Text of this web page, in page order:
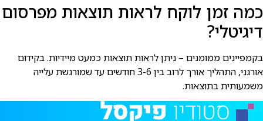
כמה זמן לוקח לראות תוצאות מפרסום
דיגיטלי?
בקמפיינים ממומנים – ניתן לראות תוצאות כמעט מיידיות. בקידום
אורגני, התהליך אורך לרוב בין 3-6 חודשים עד שמורגשת עלייה
משמעותית בתוצאות.